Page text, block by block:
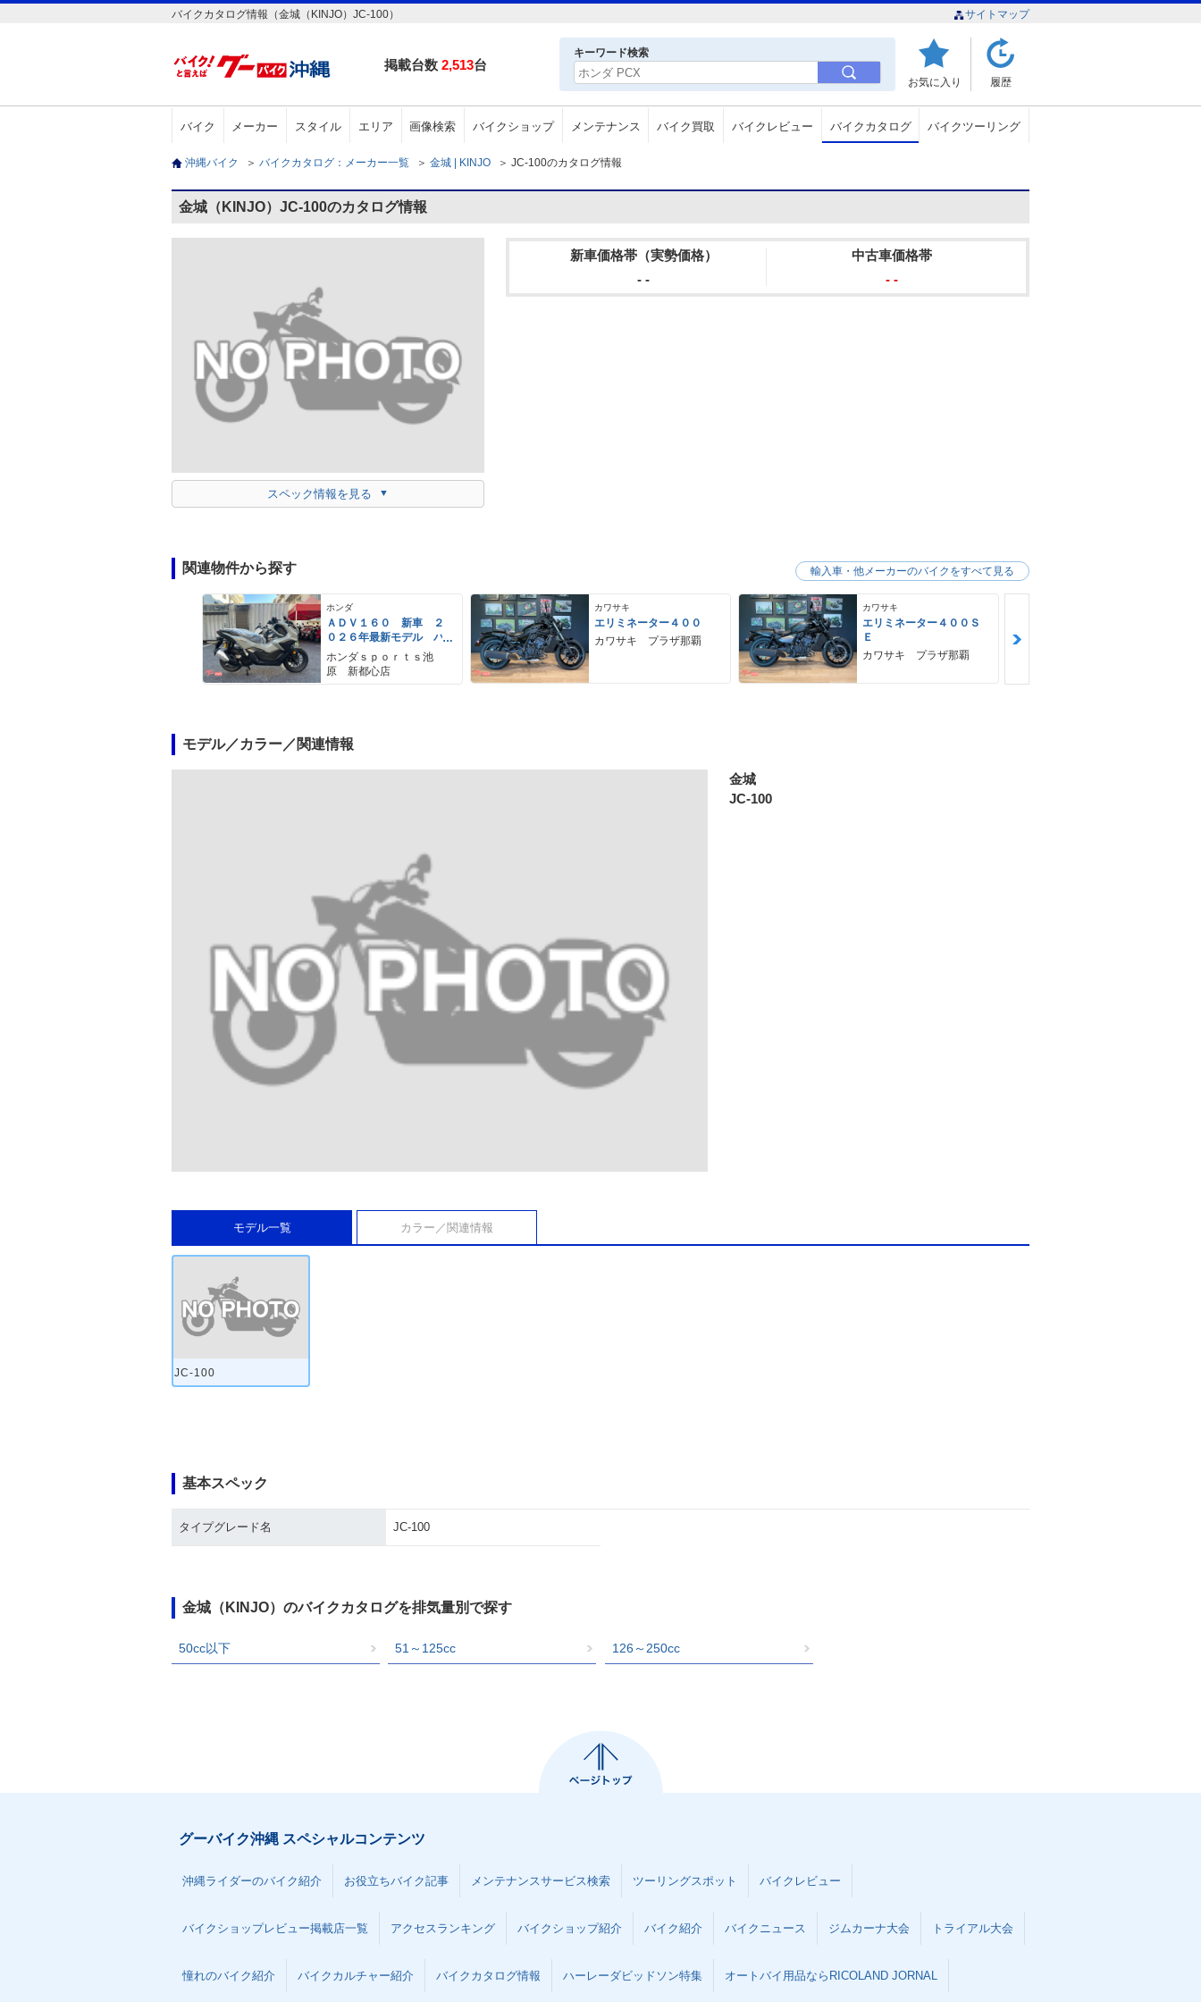
バイクカタログ情報（金城（KINJO）JC-100） サイトマップ
掲載台数 2,513台
キーワード検索
お気に入り 履歴
バイク メーカー スタイル エリア 画像検索 バイクショップ メンテナンス バイク買取 バイクレビュー バイクカタログ バイクツーリング
沖縄バイク ＞ バイクカタログ：メーカー一覧 ＞ 金城 | KINJO ＞ JC-100のカタログ情報
金城（KINJO）JC-100のカタログ情報
スペック情報を見る
新車価格帯（実勢価格）
- -
中古車価格帯
- -
関連物件から探す
ホンダ
ＡＤＶ１６０ 新車 ２
０２６年最新モデル パ
ールスモーキーグレー
スマートキー ２９Ｌ
メットイン ＵＳＢ Ｔ
ホンダｓｐｏｒｔｓ池
原 新都心店
カワサキ
エリミネーター４００
カワサキ プラザ那覇
カワサキ
エリミネーター４００Ｓ
Ｅ
カワサキ プラザ那覇
輸入車・他メーカーのバイクをすべて見る
モデル／カラー／関連情報
金城
JC-100
モデル一覧 カラー／関連情報
JC-100
基本スペック
タイプグレード名 JC-100
金城（KINJO）のバイクカタログを排気量別で探す
50cc以下 51～125cc 126～250cc
グーバイク沖縄 スペシャルコンテンツ
沖縄ライダーのバイク紹介 お役立ちバイク記事 メンテナンスサービス検索 ツーリングスポット バイクレビュー
バイクショップレビュー掲載店一覧 アクセスランキング バイクショップ紹介 バイク紹介 バイクニュース ジムカーナ大会 トライアル大会
憧れのバイク紹介 バイクカルチャー紹介 バイクカタログ情報 ハーレーダビッドソン特集 オートバイ用品ならRICOLAND JORNAL